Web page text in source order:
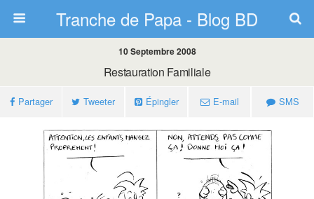
Tranche de Papa - Blog BD
10 Septembre 2008
Restauration Familiale
Partager Tweeter Épingler E-mail SMS